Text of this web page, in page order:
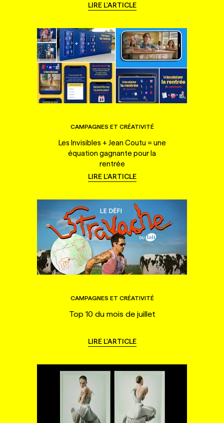
LIRE L'ARTICLE
CAMPAGNES ET CRÉATIVITÉ
Les Invisibles + Jean Coutu = une
équation gagnante pour la
rentrée
LIRE L'ARTICLE
CAMPAGNES ET CRÉATIVITÉ
Top 10 du mois de juillet
LIRE L'ARTICLE